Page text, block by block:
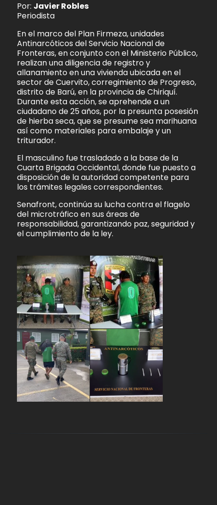
Por: Javier Robles
Periodista
En el marco del Plan Firmeza, unidades
Antinarcóticos del Servicio Nacional de
Fronteras, en conjunto con el Ministerio Público,
realizan una diligencia de registro y
allanamiento en una vivienda ubicada en el
sector de Cuervito, corregimiento de Progreso,
distrito de Barú, en la provincia de Chiriquí.
Durante esta acción, se aprehende a un
ciudadano de 25 años, por la presunta posesión
de hierba seca, que se presume sea marihuana
así como materiales para embalaje y un
triturador.
El masculino fue trasladado a la base de la
Cuarta Brigada Occidental, donde fue puesto a
disposición de la autoridad competente para
los trámites legales correspondientes.
Senafront, continúa su lucha contra el flagelo
del microtráfico en sus áreas de
responsabilidad, garantizando paz, seguridad y
el cumplimiento de la ley.